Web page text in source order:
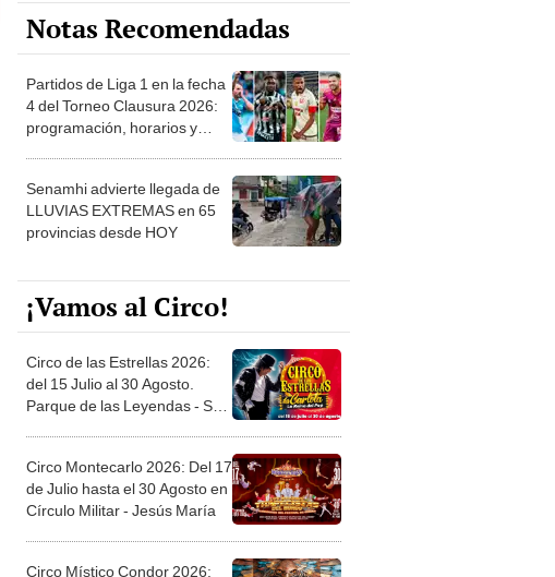
Notas Recomendadas
Partidos de Liga 1 en la fecha
4 del Torneo Clausura 2026:
programación, horarios y
Senamhi advierte llegada de
LLUVIAS EXTREMAS en 65
provincias desde HOY
¡Vamos al Circo!
Circo de las Estrellas 2026:
del 15 Julio al 30 Agosto.
Parque de las Leyendas - San
Circo Montecarlo 2026: Del 17
de Julio hasta el 30 Agosto en
Círculo Militar - Jesús María
Circo Místico Condor 2026: